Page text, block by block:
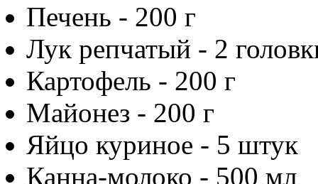
Печень - 200 г
Лук репчатый - 2
Картофель - 200 г
Майонез - 200 г
Яйцо куриное - 5 штук
Канна-молоко - 500 мл